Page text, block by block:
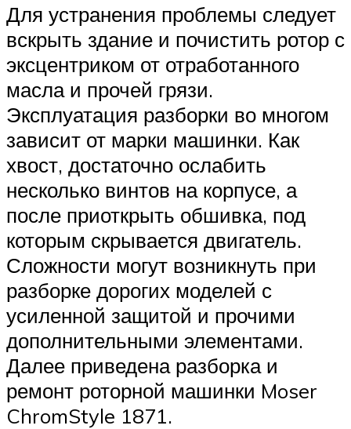
Для устранения проблемы следует
вскрыть здание и почистить ротор с
эксцентриком от отработанного
масла и прочей грязи.
Эксплуатация разборки во многом
зависит от марки машинки. Как
хвост, достаточно ослабить
несколько винтов на корпусе, а
после приоткрыть обшивка, под
которым скрывается двигатель.
Сложности могут возникнуть при
разборке дорогих моделей с
усиленной защитой и прочими
дополнительными элементами.
Далее приведена разборка и
ремонт роторной машинки Moser
ChromStyle 1871.